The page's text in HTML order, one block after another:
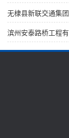
无棣县新联交通集
滨州安泰路桥工程